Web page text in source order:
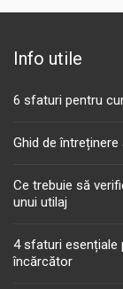
Info utile
6 sfaturi pentru
Ghid de
Ce trebuie să
unui utilaj
4 sfaturi esențiale
încărcător